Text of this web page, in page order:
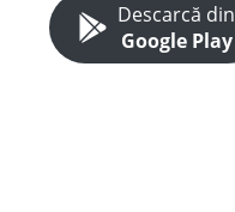
Descarcă din
Google Play